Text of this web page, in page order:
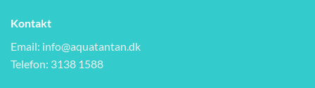
Kontakt
Email: info@aquatantan.dk
Telefon: 3138 1588